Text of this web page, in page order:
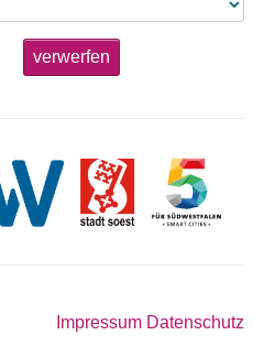
verwerfen
Impressum Datenschutz